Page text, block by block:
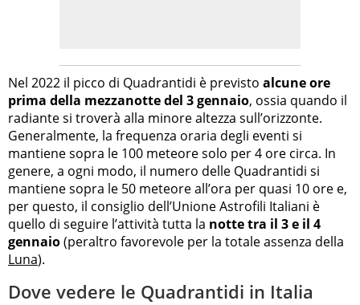
Nel 2022 il picco di Quadrantidi è previsto alcune ore
prima della mezzanotte del 3 gennaio, ossia quando il
radiante si troverà alla minore altezza sull’orizzonte.
Generalmente, la frequenza oraria degli eventi si
mantiene sopra le 100 meteore solo per 4 ore circa. In
genere, a ogni modo, il numero delle Quadrantidi si
mantiene sopra le 50 meteore all’ora per quasi 10 ore e,
per questo, il consiglio dell’Unione Astrofili Italiani è
quello di seguire l’attività tutta la notte tra il 3 e il 4
gennaio(peraltro favorevole per la totale assenza della
Luna).
Dove vedere le Quadrantidi in Italia